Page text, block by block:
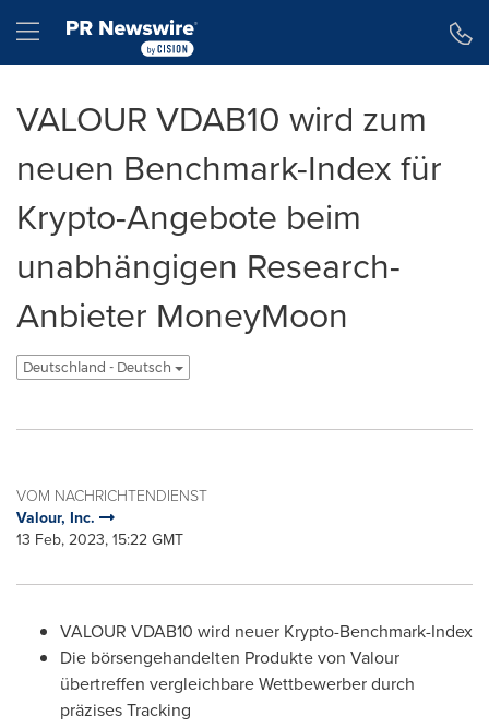
Hamburger menu
VALOUR VDAB10 wird zum
neuen Benchmark-Index für
Krypto-Angebote beim
unabhängigen Research-
Anbieter MoneyMoon
Deutschland - Deutsch
VOM NACHRICHTENDIENST
Valour, Inc.
13 Feb, 2023, 15:22 GMT
VALOUR VDAB10 wird neuer Krypto-Benchmark-Index
Die börsengehandelten Produkte von Valour
übertreffen vergleichbare Wettbewerber durch
präzises Tracking